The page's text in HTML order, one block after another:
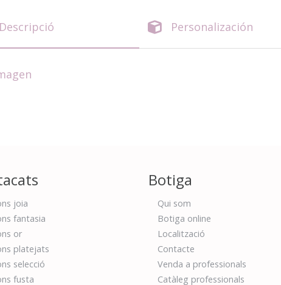
Personalización
joia
fantasia
or
platejats
selecció
fusta
Botiga
Qui som
Botiga online
Localització
Contacte
Venda a professionals
Catàleg professionals